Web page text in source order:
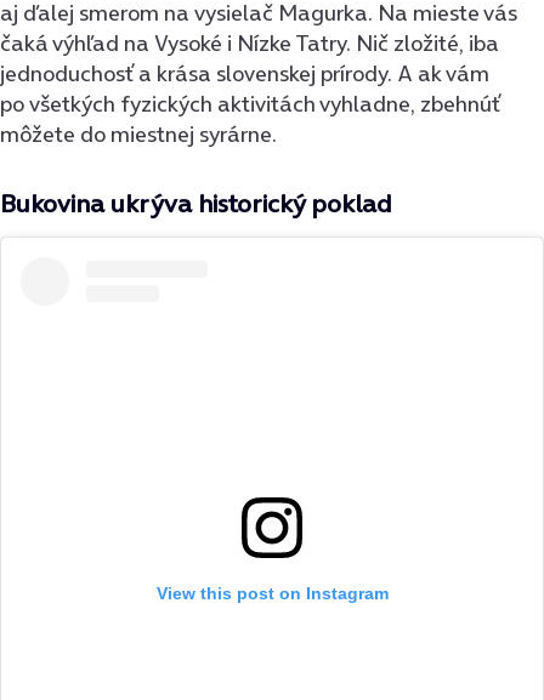
aj ďalej smerom na vysielač Magurka. Na mieste vás
čaká výhľad na Vysoké i Nízke Tatry. Nič zložité, iba
jednoduchosť a krása slovenskej prírody. A ak vám
po všetkých fyzických aktivitách vyhladne, zbehnúť
môžete do miestnej syrárne.
Bukovina ukrýva historický poklad
View this post on Instagram